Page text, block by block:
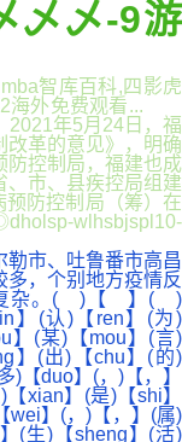
乄乄-9游
智库百科,四影虎
海外免费观看...
2021年5月24日，福
改革的意见》，明确
防控制局，福建也成
、市、县疾控局组建
防控制局（筹）在
wlhsbjspl10-
市、吐鲁番市高昌
多，个别地方疫情反
复杂。( )【 】( )
】(认)【ren】(为)
】(某)【mou】(言)
】(出)【chu】(的)
)【duo】(，)【，】
xian】(是)【shi】
wei】(，)【，】(属)
(生)【sheng】(活)